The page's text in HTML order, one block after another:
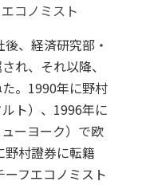
コノミスト
、経済研究部・
れ、それ以降、
。1990年に野村
ト）、1996年に
ーヨーク）で欧
村證券に転籍
フエコノミスト